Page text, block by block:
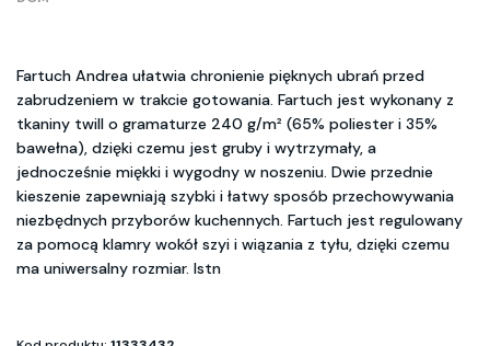
Fartuch Andrea ułatwia chronienie pięknych ubrań przed
zabrudzeniem w trakcie gotowania. Fartuch jest wykonany z
tkaniny twill o gramaturze 240 g/m² (65% poliester i 35%
bawełna), dzięki czemu jest gruby i wytrzymały, a
jednocześnie miękki i wygodny w noszeniu. Dwie przednie
kieszenie zapewniają szybki i łatwy sposób przechowywania
niezbędnych przyborów kuchennych. Fartuch jest regulowany
za pomocą klamry wokół szyi i wiązania z tyłu, dzięki czemu
ma uniwersalny rozmiar. Istn